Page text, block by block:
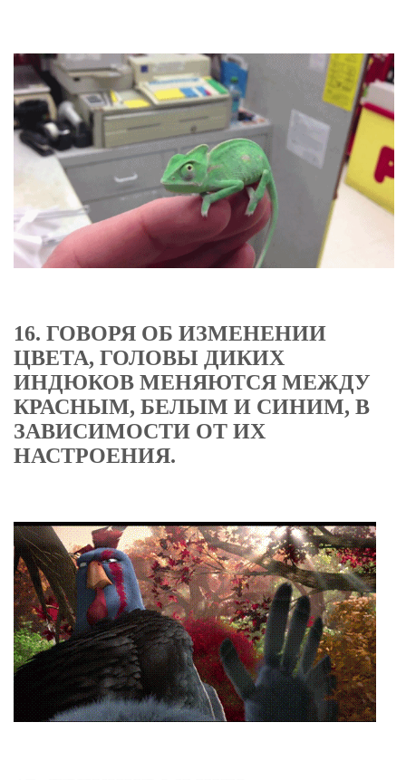
16. ГОВОРЯ ОБ ИЗМЕНЕНИИ
ЦВЕТА, ГОЛОВЫ ДИКИХ
ИНДЮКОВ МЕНЯЮТСЯ МЕЖДУ
КРАСНЫМ, БЕЛЫМ И СИНИМ, В
ЗАВИСИМОСТИ ОТ ИХ
НАСТРОЕНИЯ.